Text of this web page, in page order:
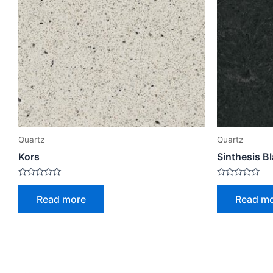
Quartz
Kors
Rated
5
Read more
Quartz
Sinthesis
Rated
5
Read